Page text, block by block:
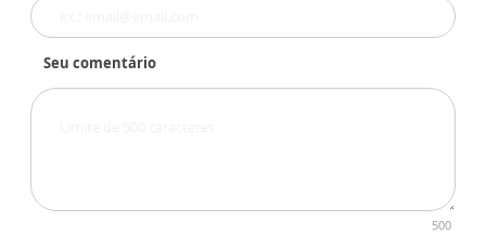
Seu comentário
500